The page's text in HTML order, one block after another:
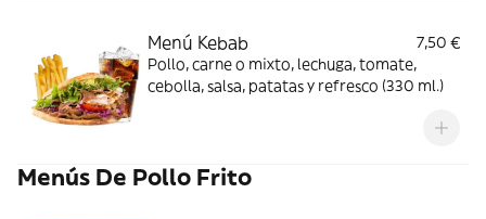
Menú Kebab
7,50 €
Pollo, carne o mixto, lechuga, tomate,
cebolla, salsa, patatas y refresco (330 ml.)
Menús De Pollo Frito